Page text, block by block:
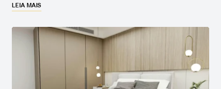
LEIA MAIS